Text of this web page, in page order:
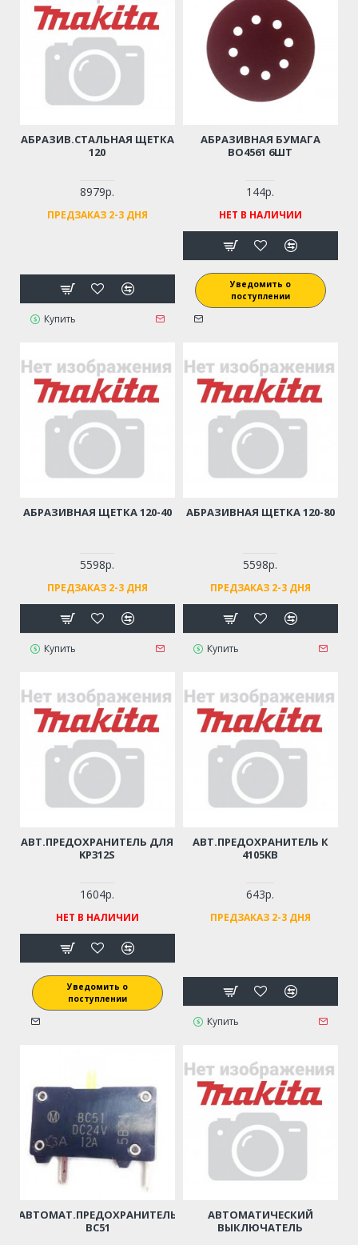
АБРАЗИВ.СТАЛЬНАЯ ЩЕТКА
120
8979р.
ПРЕДЗАКАЗ 2-3 ДНЯ
Купить
АБРАЗИВНАЯ БУМАГА
BO4561 6ШТ
144р.
НЕТ В НАЛИЧИИ
Уведомить о
поступлении
АБРАЗИВНАЯ ЩЕТКА 120-40
5598р.
ПРЕДЗАКАЗ 2-3 ДНЯ
Купить
АБРАЗИВНАЯ ЩЕТКА 120-80
5598р.
ПРЕДЗАКАЗ 2-3 ДНЯ
Купить
АВТ.ПРЕДОХРАНИТЕЛЬ ДЛЯ
KP312S
1604р.
НЕТ В НАЛИЧИИ
Уведомить о
поступлении
АВТ.ПРЕДОХРАНИТЕЛЬ К
4105KB
643р.
ПРЕДЗАКАЗ 2-3 ДНЯ
Купить
АВТОМАТ.ПРЕДОХРАНИТЕЛЬ
BC51
АВТОМАТИЧЕСКИЙ
ВЫКЛЮЧАТЕЛЬ